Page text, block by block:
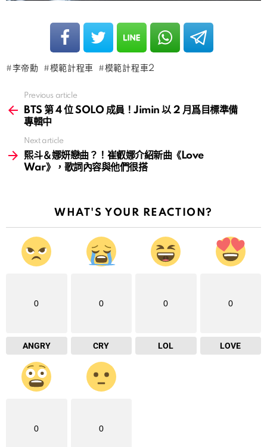
李帝勳 模範計程車 模範計程車2
more
Previous article
BTS 第 4 位 SOLO 成員！Jimin 以 2 月爲目標準備
專輯中
Next article
熙斗＆娜妍戀曲？！崔叡娜介紹新曲《Love
War》，歌詞內容與他們很搭
WHAT'S YOUR REACTION?
0
ANGRY
0
CRY
0
LOL
0
LOVE
0 0